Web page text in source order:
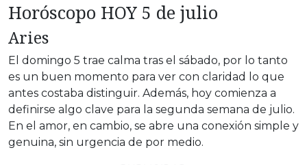
Horóscopo HOY 5 de julio
Aries
El domingo 5 trae calma tras el sábado, por lo tanto
es un buen momento para ver con claridad lo que
antes costaba distinguir. Además, hoy comienza a
definirse algo clave para la segunda semana de julio.
En el amor, en cambio, se abre una conexión simple y
genuina, sin urgencia de por medio.